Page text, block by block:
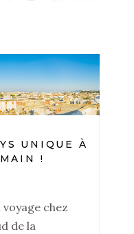
UNIQUE À
!
voyage chez
de la